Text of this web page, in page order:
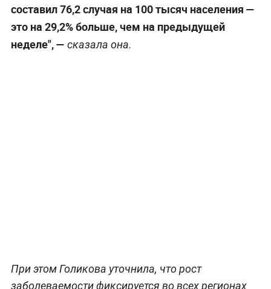
составил 76,2 случая на 100 тысяч населения —
это на 29,2% больше, чем на предыдущей
неделе", — сказала она.
При этом Голикова уточнила, что рост
заболеваемости фиксируется во всех регионах